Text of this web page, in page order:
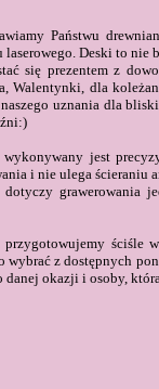
Państwu
laserowego. Deski to nie
się prezentem z
Walentynki, dla
uznania dla
wykonywany jest
i nie ulega ścieraniu
grawerowania
przygotowujemy ściśle
wybrać z dostępnych
danej okazji i osoby,